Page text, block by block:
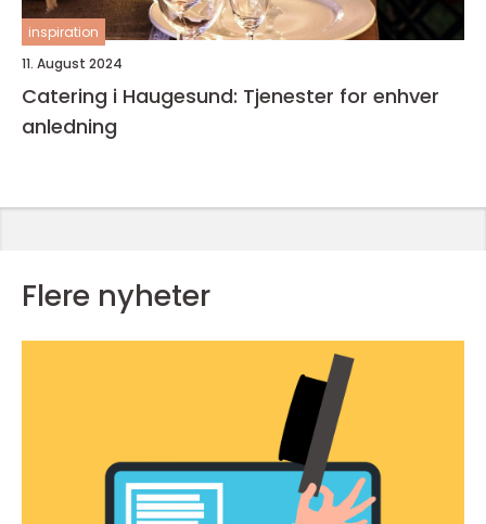
inspiration
11. August 2024
Catering i Haugesund: Tjenester for enhver
anledning
Flere nyheter